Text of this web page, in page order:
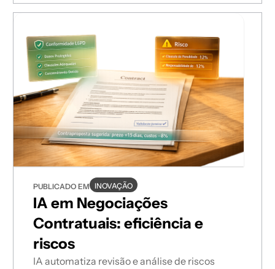
PUBLICADO EM INOVAÇÃO
IA em Negociações
Contratuais: eficiência e
riscos
IA automatiza revisão e análise de riscos